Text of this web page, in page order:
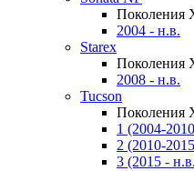
Поколения
2004 - н.в.
Starex
Поколения
2008 - н.в.
Tucson
Поколения
1 (2004-
2 (2010-
3 (2015 -